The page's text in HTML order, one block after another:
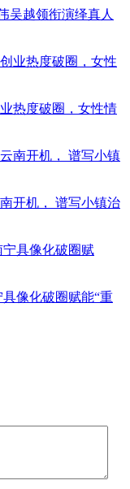
吴越领衔演绎真人
热度破圈，女性情
开机， 谱写小镇治
具像化破圈赋能“重